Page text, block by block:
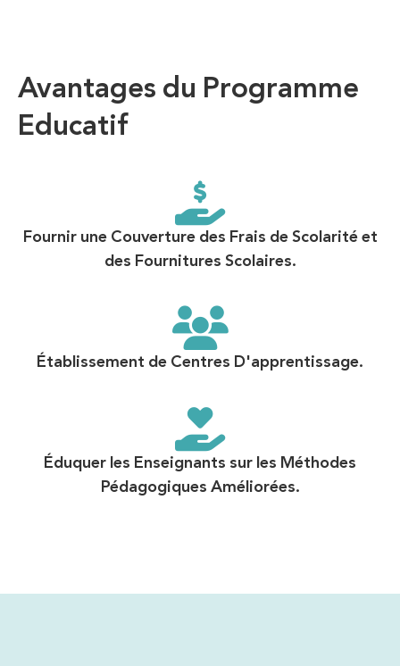
Avantages du Programme
Educatif
Fournir une Couverture des Frais de Scolarité et
des Fournitures Scolaires.
Établissement de Centres D'apprentissage.
Éduquer les Enseignants sur les Méthodes
Pédagogiques Améliorées.